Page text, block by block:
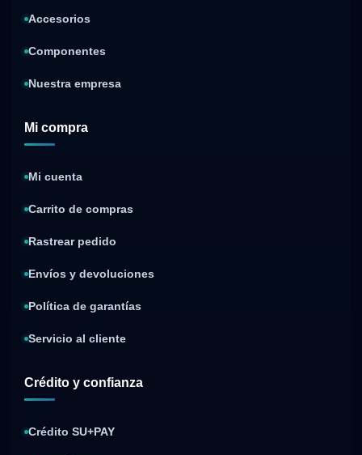
Accesorios
Componentes
Nuestra empresa
Mi compra
Mi cuenta
Carrito de compras
Rastrear pedido
Envíos y devoluciones
Política de garantías
Servicio al cliente
Crédito y confianza
Crédito SU+PAY